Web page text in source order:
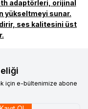
adaptörleri, orijinal
yükseltmeyi sunar.
ses kalitesini üst
için e-bültenimize abone